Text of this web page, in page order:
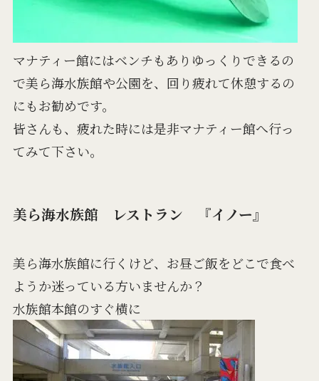
マナティー館にはベンチもありゆっくりできるの
で美ら海水族館や公園を、回り疲れて休憩するの
にもお勧めです。
皆さんも、疲れた時には是非マナティー館へ行っ
てみて下さい。
美ら海水族館 レストラン 『イノー』
美ら海水族館に行くけど、お昼ご飯をどこで食べ
ようか迷っている方いませんか？
水族館本館のすぐ横に